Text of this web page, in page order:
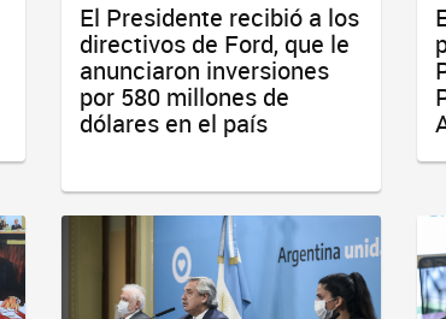
El Presidente recibió a los
directivos de Ford, que le
anunciaron inversiones
por 580 millones de
dólares en el país